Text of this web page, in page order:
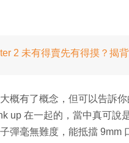
2 未有得賣先有得摸？揭
概有了概念，但可以告訴
up 在一起的，當中真可說
彈毫無難度，能抵擋 9mm